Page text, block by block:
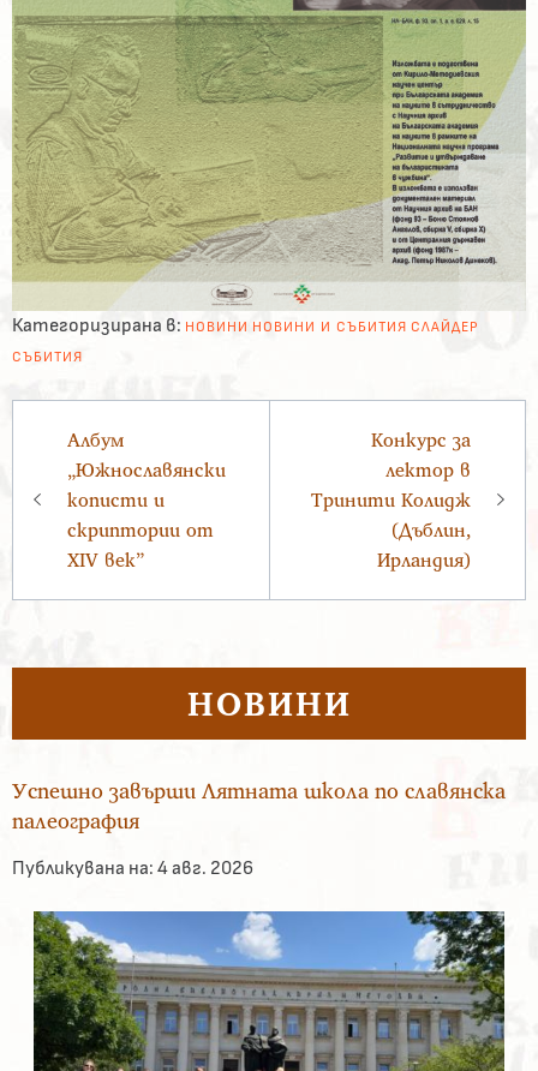
Категоризирана в: НОВИНИ НОВИНИ И СЪБИТИЯ СЛАЙДЕР
СЪБИТИЯ
Албум
„Южнославянски
кописти и
скриптории от
XIV век”
Конкурс за
лектор в
Тринити Колидж
(Дъблин,
Ирландия)
НОВИНИ
Успешно завърши Лятната школа по славянска
палеография
Публикувана на: 4 авг. 2026